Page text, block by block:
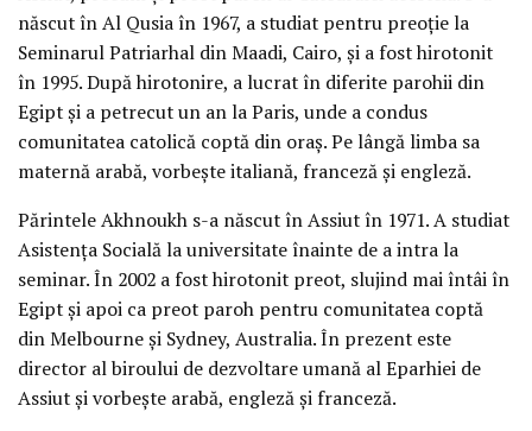
născut în Al Qusia în 1967, a studiat pentru preoție la
Seminarul Patriarhal din Maadi, Cairo, și a fost hirotonit
în 1995. După hirotonire, a lucrat în diferite parohii din
Egipt și a petrecut un an la Paris, unde a condus
comunitatea catolică coptă din oraș. Pe lângă limba sa
maternă arabă, vorbește italiană, franceză și engleză.
Părintele Akhnoukh s-a născut în Assiut în 1971. A studiat
Asistența Socială la universitate înainte de a intra la
seminar. În 2002 a fost hirotonit preot, slujind mai întâi în
Egipt și apoi ca preot paroh pentru comunitatea coptă
din Melbourne și Sydney, Australia. În prezent este
director al biroului de dezvoltare umană al Eparhiei de
Assiut și vorbește arabă, engleză și franceză.